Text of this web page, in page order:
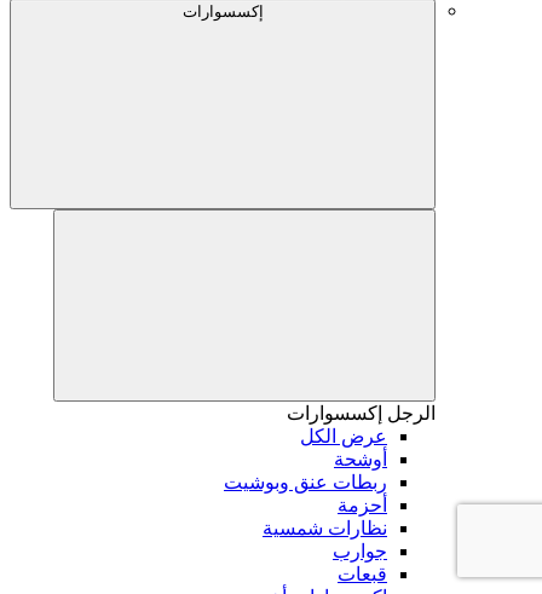
إكسسوارات
الرجل إكسسوارات
عرض الكل
أوشحة
ربطات عنق وبوشيت
أحزمة
نظارات شمسية
جوارب
قبعات